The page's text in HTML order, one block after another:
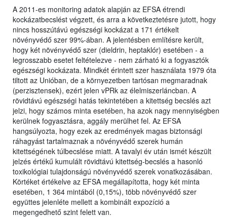
A 2011-es monitoring adatok alapján az EFSA étrendi
kockázatbecslést végzett, és arra a következtetésre jutott, hogy
nincs hosszútávú egészségi kockázat a 171 értékelt
növényvédő szer 99%-ában. A jelentésben említésre került,
hogy két növényvédő szer (dieldrin, heptaklór) esetében - a
legrosszabb esetet feltételezve - nem zárható ki a fogyasztók
egészségi kockázata. Mindkét érintett szer használata 1979 óta
tiltott az Unióban, de a környezetben tartósan megmaradnak
(perzisztensek), ezért jelen vPRk az élelmiszerláncban. A
rövidtávú egészségi hatás tekintetében a kitettség becslés azt
jelzi, hogy számos minta esetében, ha azok nagy mennyiségben
kerülnek fogyasztásra, aggály merülhet fel. Az EFSA
hangsúlyozta, hogy ezek az eredmények magas biztonsági
ráhagyást tartalmaznak a növényvédő szerek humán
kitettségének túlbecslése miatt. A tavalyi év után ismét készült
jelzés értékű kumulált rövidtávú kitettség-becslés a hasonló
toxikológiai tulajdonságú növényvédő szerek vonatkozásában.
Körtéket értékelve az EFSA megállapította, hogy két minta
esetében, 1 364 mintából (0,15%), több növényvédő szer
együttes jelenléte mellett a kombinált expozíció a
megengedhető szint felett van.